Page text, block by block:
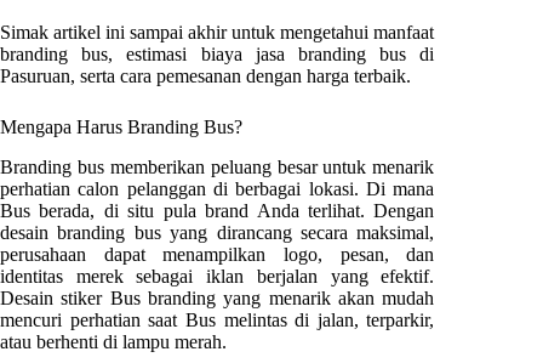
Simak artikel ini sampai akhir untuk mengetahui manfaat
branding bus, estimasi biaya jasa branding bus di
Pasuruan, serta cara pemesanan dengan harga terbaik.
Mengapa Harus Branding Bus?
Branding bus memberikan peluang besar untuk menarik
perhatian calon pelanggan di berbagai lokasi. Di mana
Bus berada, di situ pula brand Anda terlihat. Dengan
desain branding bus yang dirancang secara maksimal,
perusahaan dapat menampilkan logo, pesan, dan
identitas merek sebagai iklan berjalan yang efektif.
Desain stiker Bus branding yang menarik akan mudah
mencuri perhatian saat Bus melintas di jalan, terparkir,
atau berhenti di lampu merah.